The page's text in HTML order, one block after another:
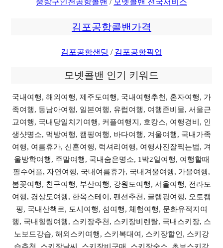
김포공항콜밴가격
김포공항샌딩 / 김포공항픽업
모넷콜밴 인기 키워드
국내여행, 해외여행, 제주도여행, 국내여행추천, 혼자여행, 가
족여행, 동남아여행, 일본여행, 유럽여행, 여행준비물, 서울근
교여행, 국내당일치기여행, 커플여행지, 호캉스, 여행경비, 인
생샷명소, 먹방여행, 캠핑여행, 바다여행, 겨울여행, 국내가족
여행, 여름휴가, 신혼여행, 럭셔리여행, 여행사진잘찍는법, 겨
울방학여행, 주말여행, 국내숨은명소, 1박2일여행, 여행할때
필수어플, 자연여행, 국내여름휴가, 국내겨울여행, 가을여행,
봄꽃여행, 친구여행, 부산여행, 강원도여행, 서울여행, 전라도
여행, 경상도여행, 한옥스테이, 펜션추천, 글램핑여행, 오토캠
핑, 국내산책로, 도시여행, 섬여행, 체험여행, 문화유적지여
행, 국내힐링여행, 스키장추천, 스키장비렌탈, 국내스키장, 스
노보드강습, 해외스키여행, 스키복대여, 스키장할인, 스키강
습추천, 스키장날씨, 스키장비구매, 스키장숙소, 초보스키강